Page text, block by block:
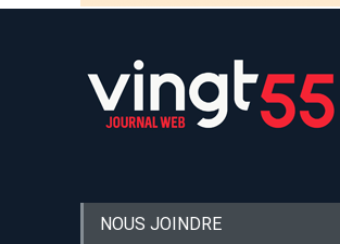
NOUS JOINDRE